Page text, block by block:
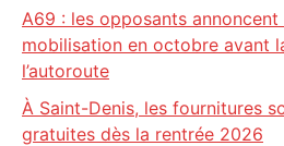
A69 : les opposants
mobilisation en octobre avant
l’autoroute
À Saint-Denis, les fournitures
gratuites dès la rentrée 2026